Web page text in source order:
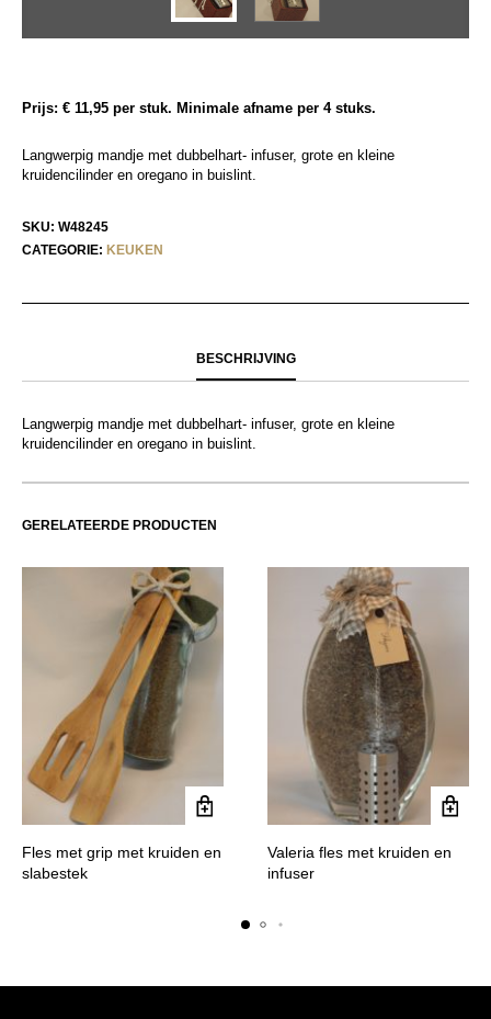
Prijs: € 11,95 per stuk. Minimale afname per 4 stuks.
Langwerpig mandje met dubbelhart- infuser, grote en kleine
kruidencilinder en oregano in buislint.
SKU: W48245
CATEGORIE: KEUKEN
BESCHRIJVING
Langwerpig mandje met dubbelhart- infuser, grote en kleine
kruidencilinder en oregano in buislint.
GERELATEERDE PRODUCTEN
Fles met grip met kruiden en
slabestek
Valeria fles met kruiden en
infuser